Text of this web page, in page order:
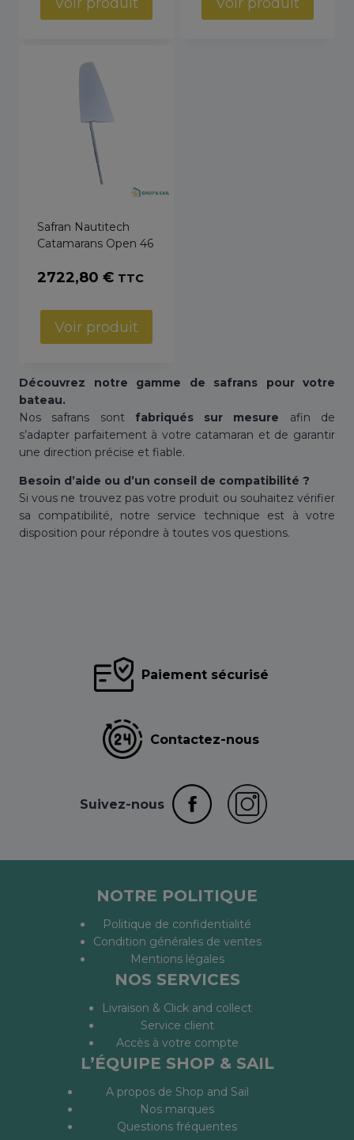
Safran Nautitech
Catamarans Open 46
2722,80 € TTC
Voir produit
Découvrez notre gamme de safrans pour votre
bateau.
Nos safrans sont fabriqués sur mesure afin de
s’adapter parfaitement à votre catamaran et de garantir
une direction précise et fiable.
Besoin d’aide ou d’un conseil de compatibilité ?
Si vous ne trouvez pas votre produit ou souhaitez vérifier
sa compatibilité, notre service technique est à votre
disposition pour répondre à toutes vos questions.
Paiement sécurisé
Contactez-nous
Suivez-nous
NOTRE POLITIQUE
Politique de confidentialité
Condition générales de ventes
Mentions légales
NOS SERVICES
Livraison & Click and collect
Service client
Accès à votre compte
L’ÉQUIPE SHOP & SAIL
A propos de Shop and Sail
Nos marques
Questions fréquentes